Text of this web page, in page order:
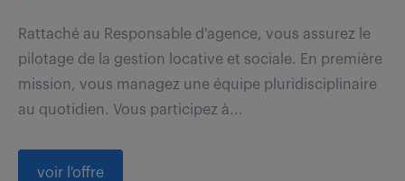
Rattaché au Responsable d'agence, vous assurez le
pilotage de la gestion locative et sociale. En première
mission, vous managez une équipe pluridisciplinaire
au quotidien. Vous participez à...
voir l'offre